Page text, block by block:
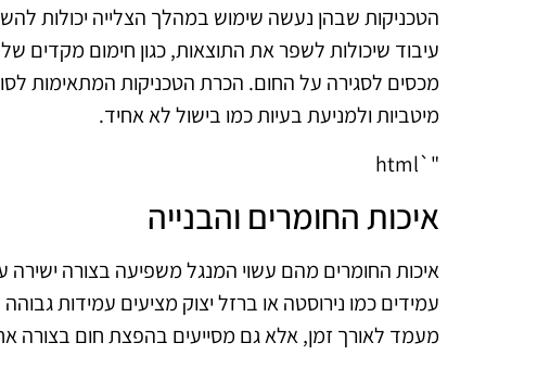
הטכניקות שבהן נעשה שימוש במהלך הצלייה יכולות
עיבוד שיכולות לשפר את התוצאות, כגון חימום מקדים
מכסים לסגירה על החום. הכרת הטכניקות המתאימות
מיטביות ולמניעת בעיות כמו בישול לא אחיד.
"`html
איכות החומרים והבנייה
איכות החומרים מהם עשוי המנגל משפיעה בצורה ישירה על
עמידים כמו נירוסטה או ברזל יצוק מציעים עמידות
מעמד לאורך זמן, אלא גם מסייעים בהפצת חום בצורה